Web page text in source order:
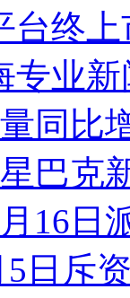
台终
专业
同比
巴克
16日
日斥